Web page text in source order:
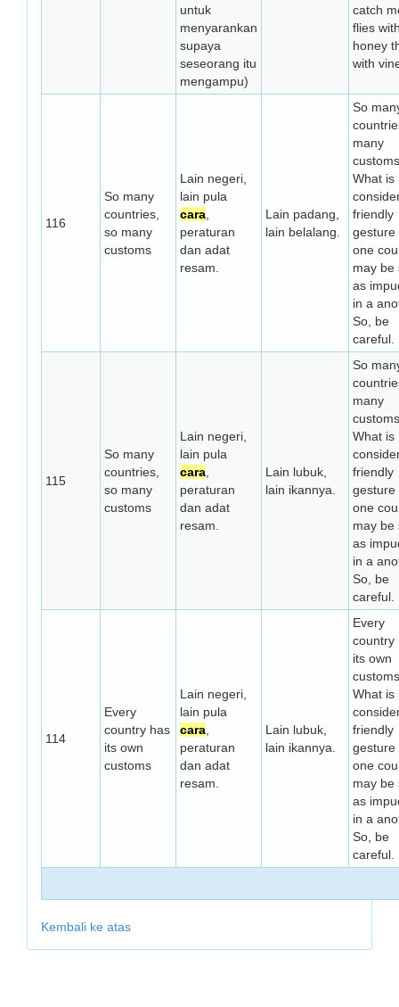
untuk
menyarankan
supaya
seseorang itu
mengampu)
catch
flies
honey
with
116
So many
countries,
so many
customs
Lain negeri,
lain pula
cara
peraturan
dan adat
resam.
Lain padang,
lain belalang.
So
many
What is
friendly
gesture
one
may be
as
in a
So, be
careful.
115
So many
countries,
so many
customs
Lain negeri,
lain pula
cara
peraturan
dan adat
resam.
Lain lubuk,
lain ikannya.
So
many
What is
friendly
gesture
one
may be
as
in a
So, be
careful.
114
Every
country has
its own
customs
Lain negeri,
lain pula
cara
peraturan
dan adat
resam.
Lain lubuk,
lain ikannya.
Every
country
its own
What is
friendly
gesture
one
may be
as
in a
So, be
careful.
Kembali ke atas